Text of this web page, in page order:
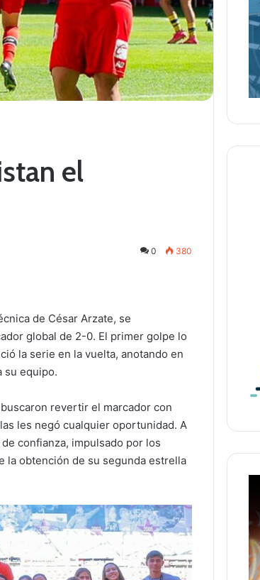
el
0 380
de César Arzate, se
global de 2-0. El primer golpe lo
la serie en la vuelta, anotando en
su equipo.
revertir el marcador con
les negó cualquier oportunidad. A
confianza, impulsado por los
la obtención de su segunda estrella